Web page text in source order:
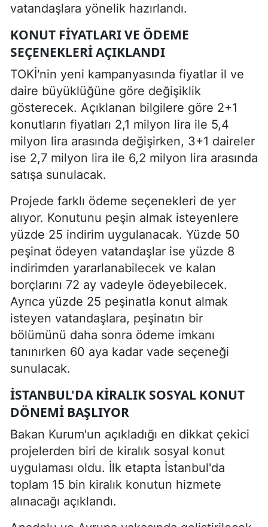
vatandaşlara yönelik hazırlandı.
KONUT FIYATLARI VE ÖDEME
SEÇENEKLERI AÇIKLANDI
TOKİ'nin yeni kampanyasında fiyatlar il ve
daire büyüklüğüne göre değişiklik
gösterecek. Açıklanan bilgilere göre 2+1
konutların fiyatları 2,1 milyon lira ile 5,4
milyon lira arasında değişirken, 3+1 daireler
ise 2,7 milyon lira ile 6,2 milyon lira arasında
satışa sunulacak.
Projede farklı ödeme seçenekleri de yer
alıyor. Konutunu peşin almak isteyenlere
yüzde 25 indirim uygulanacak. Yüzde 50
peşinat ödeyen vatandaşlar ise yüzde 8
indirimden yararlanabilecek ve kalan
borçlarını 72 ay vadeyle ödeyebilecek.
Ayrıca yüzde 25 peşinatla konut almak
isteyen vatandaşlara, peşinatın bir
bölümünü daha sonra ödeme imkanı
tanınırken 60 aya kadar vade seçeneği
sunulacak.
İSTANBUL'DA KIRALIK SOSYAL KONUT
DÖNEMI BAŞLIYOR
Bakan Kurum'un açıkladığı en dikkat çekici
projelerden biri de kiralık sosyal konut
uygulaması oldu. İlk etapta İstanbul'da
toplam 15 bin kiralık konutun hizmete
alınacağı açıklandı.